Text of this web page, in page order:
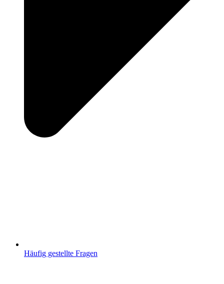
Häufig gestellte Fragen